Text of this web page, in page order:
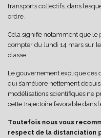
transports collectifs, dans
ordre.
Cela signifie notamment que le
compter du lundi 14 mars sur
classe.
Le gouvernement explique ces
qui s’améliore nettement
modélisations scientifiques ne
cette trajectoire favorable dans
Toutefois nous vous
respect de la distanciation